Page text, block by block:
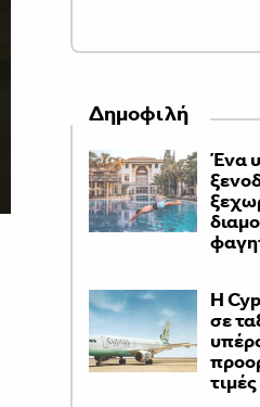
Δημοφιλή
Ένα
H
σε